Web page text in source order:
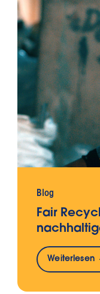
Blog
Fair
Weiterlesen